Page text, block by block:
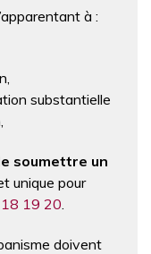
à :
substantielle
soumettre un
unique pour
19 20
doivent